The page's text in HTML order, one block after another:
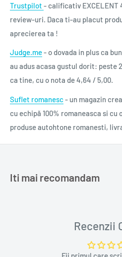
Trustpilot - calificativ EXCELENT
review-uri. Daca ti-au placut
aprecierea ta !
Judge.me- o dovada in plus ca
au adus acasa gustul dorit: peste
ca tine, cu o nota de 4,64 / 5,00.
Suflet romanesc- un magazin
cu echipă 100% romaneasca si
produse autohtone romanesti,
Iti mai recomandam
Recenzii